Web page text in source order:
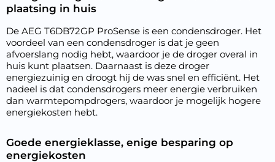
plaatsing in huis
De AEG T6DB72GP ProSense is een condensdroger. Het
voordeel van een condensdroger is dat je geen
afvoerslang nodig hebt, waardoor je de droger overal in
huis kunt plaatsen. Daarnaast is deze droger
energiezuinig en droogt hij de was snel en efficiënt. Het
nadeel is dat condensdrogers meer energie verbruiken
dan warmtepompdrogers, waardoor je mogelijk hogere
energiekosten hebt.
Goede energieklasse, enige besparing op
energiekosten